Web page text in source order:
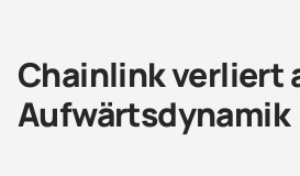
Chainlink verliert
Aufwärtsdynamik